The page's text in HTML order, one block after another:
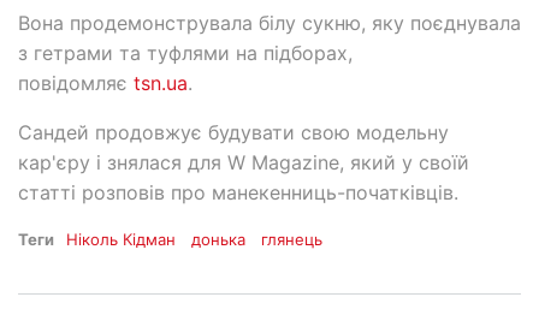
Вона продемонструвала білу сукню, яку поєднувала
з гетрами та туфлями на підборах,
повідомляє tsn.ua.
Сандей продовжує будувати свою модельну
кар'єру і знялася для W Magazine, який у своїй
статті розповів про манекенниць-початківців.
Теги Ніколь Кідман донька глянець